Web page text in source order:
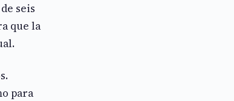
seis
que la
para